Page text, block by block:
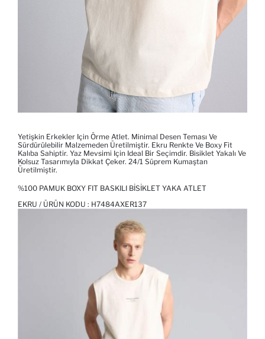
Yetişkin Erkekler Için Örme Atlet. Minimal Desen Teması Ve
Sürdürülebilir Malzemeden Üretilmiştir. Ekru Renkte Ve Boxy Fit
Kalıba Sahiptir. Yaz Mevsimi Için Ideal Bir Seçimdir. Bisiklet Yakalı Ve
Kolsuz Tasarımıyla Dikkat Çeker. 24/1 Süprem Kumaştan
Üretilmiştir.
%100 PAMUK BOXY FIT BASKILI BISIKLET YAKA ATLET
EKRU / ÜRÜN KODU : H7484AXER137